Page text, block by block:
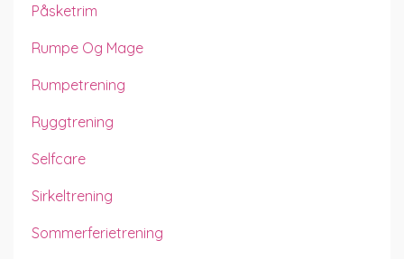
Påsketrim
Rumpe Og Mage
Rumpetrening
Ryggtrening
Selfcare
Sirkeltrening
Sommerferietrening